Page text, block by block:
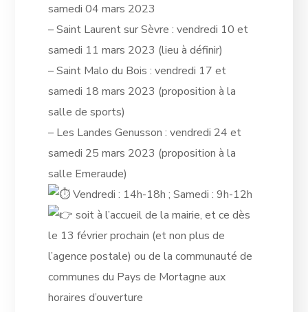
samedi 04 mars 2023
– Saint Laurent sur Sèvre : vendredi 10 et
samedi 11 mars 2023 (lieu à définir)
–Saint Malo du Bois : vendredi 17 et
samedi 18 mars 2023 (proposition à la
salle de sports)
– Les Landes Genusson : vendredi 24 et
samedi 25 mars 2023 (proposition à la
salle Emeraude)
Vendredi : 14h-18h ; Samedi : 9h-12h
soit à l’accueil de la mairie, et ce dès
le 13 février prochain (et non plus de
l’agence postale) ou de la communauté de
communes du Pays de Mortagne aux
horaires d’ouverture